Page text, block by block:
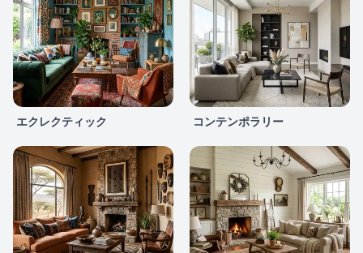
エクレクティック コンテンポラリー